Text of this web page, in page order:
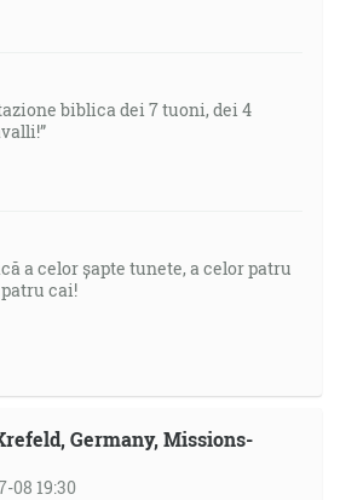
biblica dei 7 tuoni, dei 4
a celor șapte tunete, a celor patru
cai!
Germany, Missions-
08 19:30